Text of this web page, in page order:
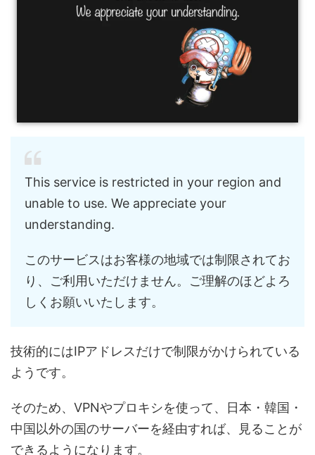
This service is restricted in your region and
unable to use. We appreciate your
understanding.
このサービスはお客様の地域では制限されてお
り、ご利用いただけません。ご理解のほどよろ
しくお願いいたします。
技術的にはIPアドレスだけで制限がかけられている
ようです。
そのため、VPNやプロキシを使って、日本・韓国・
中国以外の国のサーバーを経由すれば、見ることが
できるようになります。